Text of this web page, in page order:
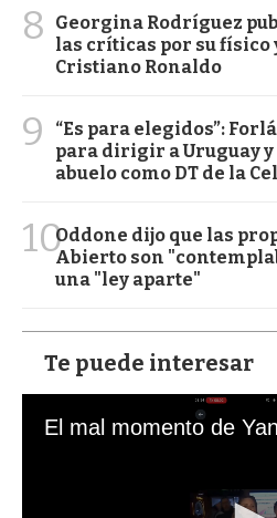
8
Georgina Rodríguez
las críticas por su físico
Cristiano Ronaldo
9
“Es para elegidos”:
para dirigir a Uruguay
abuelo como DT de la
10Oddone dijo que las
Abierto son
una "ley aparte"
Te puede interesar